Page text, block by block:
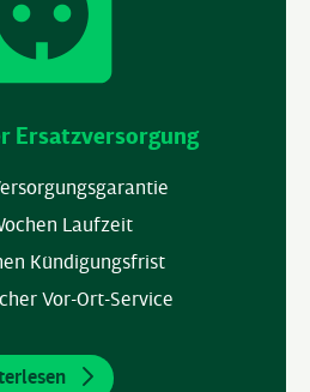
Ersatzversorgung
Laufzeit
Kündigungsfrist
Vor-Ort-Service